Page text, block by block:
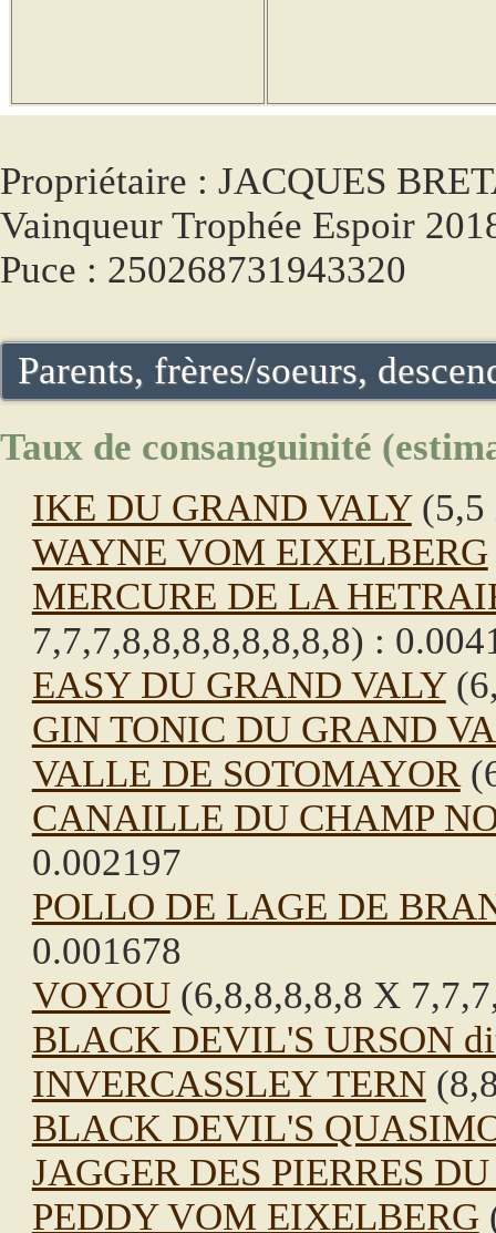
Propriétaire : JACQUES
Vainqueur Trophée Espoir
Puce : 250268731943320
Parents, frères/soeurs,
Taux de consanguinité
IKE DU GRAND VALY(5,5
WAYNE VOM EIXELBERG
MERCURE DE LA
7,7,7,8,8,8,8,8,8,8,8) :
EASY DU GRAND VALY
GIN TONIC DU GRAND
VALLE DE SOTOMAYOR
CANAILLE DU CHAMP
0.002197
POLLO DE LAGE DE
0.001678
VOYOU(6,8,8,8,8,8 X
BLACK DEVIL'S URSON
INVERCASSLEY TERN
BLACK DEVIL'S
JAGGER DES PIERRES
PEDDY VOM EIXELBERG